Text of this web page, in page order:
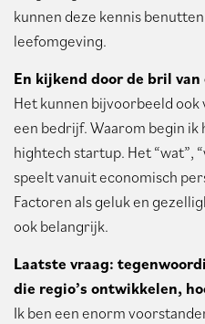
kunnen deze kennis
leefomgeving.
En kijkend door de bril van
Het kunnen bijvoorbeeld
een bedrijf. Waarom begin
hightech startup. Het “wat”,
speelt vanuit economisch
Factoren als geluk en
ook belangrijk.
Laatste vraag:
die regio’s ontwikkelen,
Ik ben een enorm